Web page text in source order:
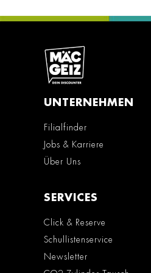
UNTERNEHMEN
Filialfinder
Jobs & Karriere
Über Uns
SERVICES
Click & Reserve
Schullistenservice
Newsletter